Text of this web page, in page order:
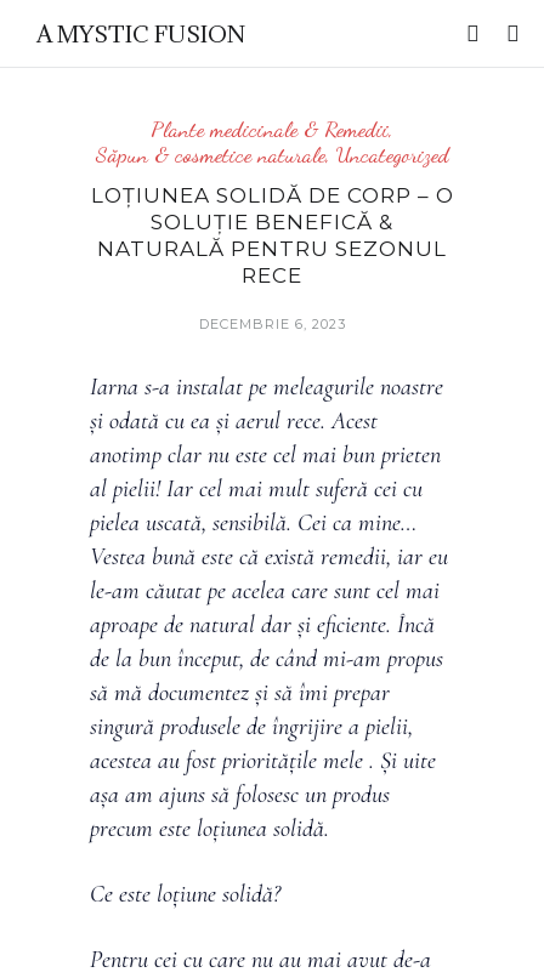
A MYSTIC FUSION
Plante medicinale & Remedii,
Săpun & cosmetice naturale, Uncategorized
LOȚIUNEA SOLIDĂ DE CORP – O
SOLUȚIE BENEFICĂ &
NATURALĂ PENTRU SEZONUL
RECE
DECEMBRIE 6, 2023
Iarna s-a instalat pe meleagurile noastre
și odată cu ea și aerul rece. Acest
anotimp clar nu este cel mai bun prieten
al pielii! Iar cel mai mult suferă cei cu
pielea uscată, sensibilă. Cei ca mine…
Vestea bună este că există remedii, iar eu
le-am căutat pe acelea care sunt cel mai
aproape de natural dar și eficiente. Încă
de la bun început, de când mi-am propus
să mă documentez și să îmi prepar
singură produsele de îngrijire a pielii,
acestea au fost prioritățile mele . Și uite
așa am ajuns să folosesc un produs
precum este loțiunea solidă.
Ce este loțiune solidă?
Pentru cei cu care nu au mai avut de-a